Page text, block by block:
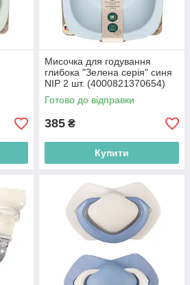
Мисочка для годування
глибока "Зелена серія" синя
NIP 2 шт. (4000821370654)
Готово до відправки
385 ₴
Купити